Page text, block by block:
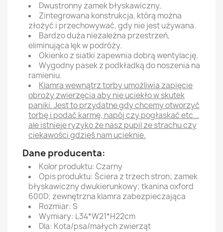
Dwustronny zamek błyskawiczny,
Zintegrowana konstrukcja, którą można
złożyć i przechowywać, gdy nie jest używana.
Bardzo duża niezależna przestrzeń,
eliminująca lęk w podróży.
Okienko z siatki zapewnia dobrą wentylację.
Wygodny pasek z podkładką do noszenia na
ramieniu.
Klamra wewnątrz torby umożliwia zapięcie
obroży zwierzęcia aby nie uciekło w skutek
paniki. Jest to przydatne gdy chcemy otworzyć
torbę i podać karmę, napój czy pogłaskać etc...
ale istnieje ryzyko że nasz pupil ze strachu czy
ciekawości gdzieś nam ucieknie.
Dane producenta:
Kolor produktu: Czarny
Opis produktu: Ściera z trzech stron; zamek
błyskawiczny dwukierunkowy; tkanina oxford
600D; zewnętrzna klamra zabezpieczająca
Rozmiar: S
Wymiary: L34*W21*H22cm
Dla: Kota/psa/małych zwierząt